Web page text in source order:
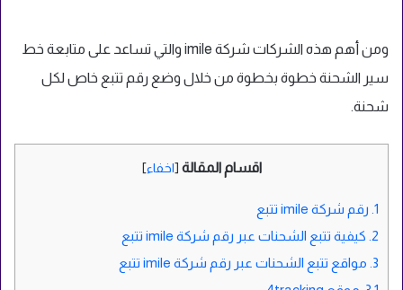
ومن أهم هذه الشركات شركة imile والتي تساعد على متابعة خط
سير الشحنة خطوة بخطوة من خلال وضع رقم تتبع خاص لكل
شحنة.
اقسام المقالة [اخفاء]
1. رقم شركة imile تتبع
2. كيفية تتبع الشحنات عبر رقم شركة imile تتبع
3. مواقع تتبع الشحنات عبر رقم شركة imile تتبع